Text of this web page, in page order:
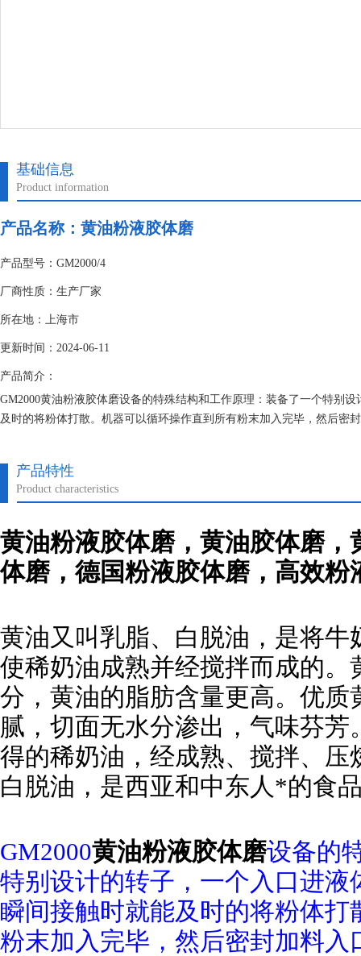
基础信息
Product information
产品名称：黄油粉液胶体磨
产品型号：GM2000/4
厂商性质：生产厂家
所在地：上海市
更新时间：2024-06-11
产品简介：
GM2000黄油粉液胶体磨设备的特殊结构和工作原理：装备了一个特别
及时的将粉体打散。机器可以循环操作直到所有粉末加入完毕，然后密
产品特性
Product characteristics
黄油粉液胶体磨，黄油胶体磨，
体磨，德国粉液胶体磨，高效粉
黄油又叫乳脂、白脱油，是将
使稀奶油成熟并经搅拌而成的
分，黄油的脂肪含量更高。优
腻，切面无水分渗出，气味芬
得的稀奶油，经成熟、搅拌、
白脱油，是西亚和中东人*的食
GM2000黄油粉液胶体磨设备的
特别设计的转子，一个入口进
瞬间接触时就能及时的将粉体
粉末加入完毕，然后密封加料